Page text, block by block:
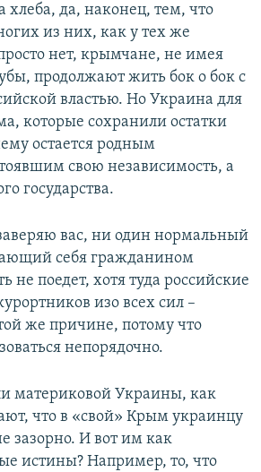
хлеба, да, наконец, тем, что
из них, как у тех же
нет, крымчане, не имея
продолжают жить бок о бок с
властью. Но Украина для
которые сохранили остатки
остается родным
свою независимость, а
государства.
вас, ни один нормальный
себя гражданином
не поедет, хотя туда российские
изо всех сил –
же причине, потому что
непорядочно.
материковой Украины, как
что в «свой» Крым украинцу
зазорно. И вот им как
истины? Например, то, что